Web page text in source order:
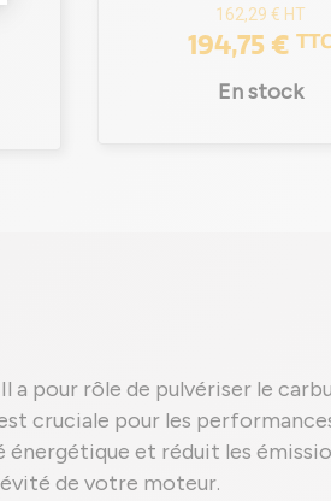
162,29 € HT
194,75 € TTC
En stock
a pour rôle de pulvériser le
cruciale pour les
et réduit les
de votre moteur.